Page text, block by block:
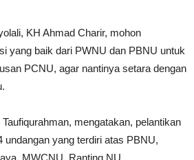
KH Ahmad Charir, mohon
yang baik dari PWNU dan PBNU untuk
PCNU, agar nantinya setara dengan
mengatakan, pelantikan
undangan yang terdiri atas PBNU,
MWCNU, Ranting NU,